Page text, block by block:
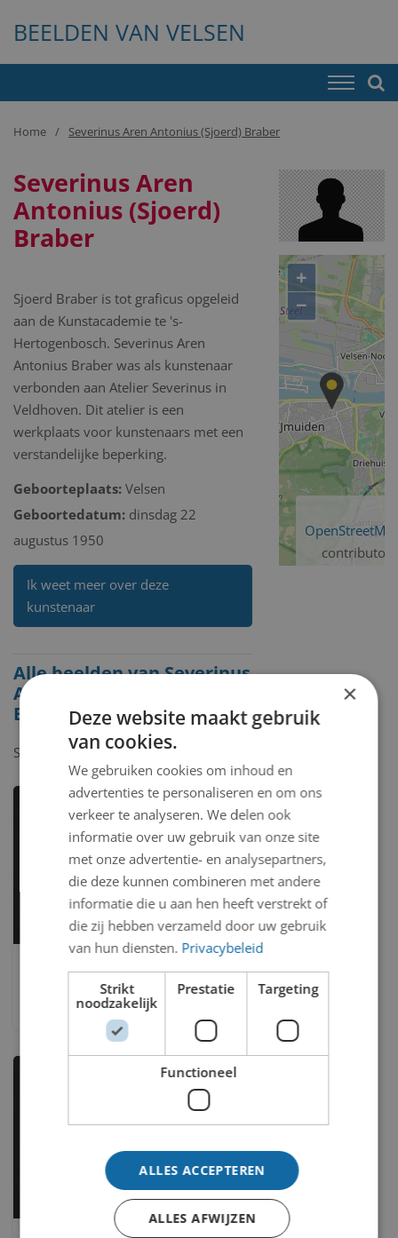
BEELDEN VAN VELSEN
Home Severinus Aren Antonius (Sjoerd) Braber
Severinus Aren
Antonius (Sjoerd)
Braber
Sjoerd Braber is tot graficus opgeleid
aan de Kunstacademie te 's-
Hertogenbosch. Severinus Aren
Antonius Braber was als kunstenaar
verbonden aan Atelier Severinus in
Veldhoven. Dit atelier is een
werkplaats voor kunstenaars met een
verstandelijke beperking.
Geboorteplaats: Velsen
Geboortedatum: dinsdag 22
augustus 1950
Ik weet meer over deze
kunstenaar
Alle beelden van Severinus
Aren Antonius (Sjoerd)
Braber
Showing 1-2of2items.
Severinus Aren Antonius (Sjoerd) Braber
+
−
×
Deze website maakt gebruik
van cookies.
We gebruiken cookies om inhoud en
advertenties te personaliseren en om ons
verkeer te analyseren. We delen ook
informatie over uw gebruik van onze site
met onze advertentie- en analysepartners,
die deze kunnen combineren met andere
informatie die u aan hen heeft verstrekt of
die zij hebben verzameld door uw gebruik
van hun diensten. Privacybeleid
Strikt
noodzakelijk
Prestatie Targeting
Functioneel
ALLES ACCEPTEREN
ALLES AFWIJZEN